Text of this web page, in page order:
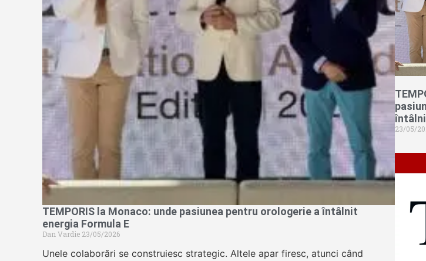
TEMPORIS la Monaco: unde pasiunea pentru orologerie a întâlnit
energia Formula E
Dan Vardie 23/05/2026
Unele colaborări se construiesc strategic. Altele apar firesc, atunci când
23/05/